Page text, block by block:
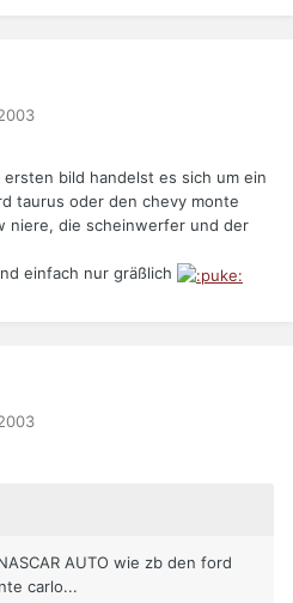
bild handelst es sich um ein
taurus oder den chevy monte
niere, die scheinwerfer und der
einfach nur gräßlich
AUTO wie zb den ford
carlo...